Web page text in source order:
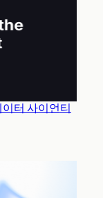
터 사이언티